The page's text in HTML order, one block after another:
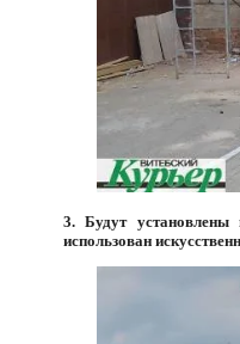
3. Будут
использован